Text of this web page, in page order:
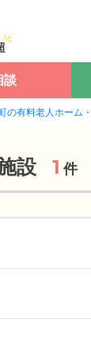
談
の有料老人ホーム
設 1 件